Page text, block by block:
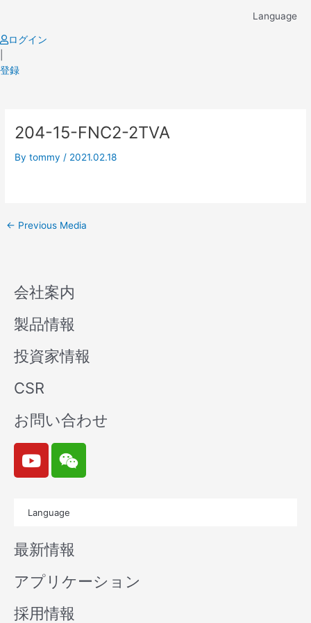
content
Language
ログイン
登録
204-15-FNC2-2TVA
Bytommy / 2021.02.18
navigation
← Previous Media
会社案内
製品情報
投資家情報
CSR
お問い合わせ
Y
o
u
b
e
W
e
i
n
Language
最新情報
アプリケーション
採用情報